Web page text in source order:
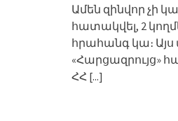
Ամեն զինվոր չի
հատակվել, 2
հրահանգ կա։ Այս
«Հարցազրույց»
ՀՀ [...]